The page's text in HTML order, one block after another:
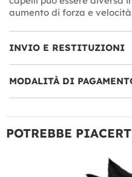
aumento di forza e
INVIO E RESTITUZIONI
MODALITÀ DI
POTREBBE